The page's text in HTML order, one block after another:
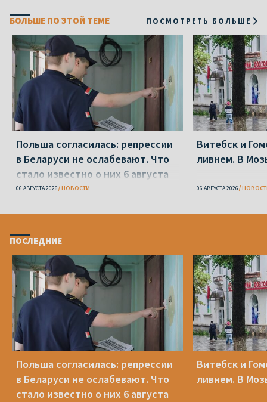
БОЛЬШЕ ПО ЭТОЙ ТЕМЕ ПОСМОТРЕТЬ БОЛЬШЕ
Польша согласилась: репрессии
в Беларуси не ослабевают. Что
стало известно о них 6 августа
06 АВГУСТА 2026 НОВОСТИ
Витебск и
ливнем. В
06 АВГУСТА 2026
ПОСЛЕДНИЕ
Польша согласилась: репрессии
в Беларуси не ослабевают. Что
стало известно о них 6 августа
Витебск и
ливнем. В